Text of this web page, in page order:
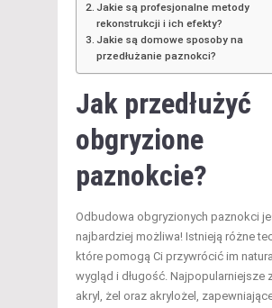
Jakie są profesjonalne metody
rekonstrukcji i ich efekty?
Jakie są domowe sposoby na
przedłużanie paznokci?
Jak przedłużyć
obgryzione
paznokcie?
Odbudowa obgryzionych paznokci
najbardziej możliwa! Istnieją różne
które pomogą Ci przywrócić im
wygląd i długość. Najpopularniejsze
akryl, żel oraz akrylożel,